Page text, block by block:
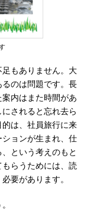
もありません。大
のは問題です。長
内はまた時間があ
されると忘れ去ら
は、社員旅行に来
ョンが生まれ、仕
という考えのもと
らうためには、読
要があります。